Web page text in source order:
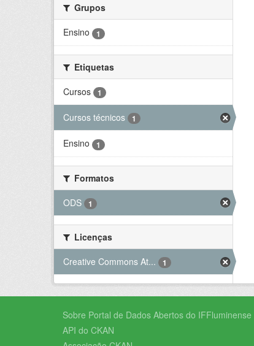
Grupos
Ensino
1
Etiquetas
Cursos
1
Cursos técnicos 1
Ensino 1
Formatos
ODS
1
Licenças
Creative Commons At...
1
Sobre Portal de Dados Abertos do IFFluminense
API do CKAN